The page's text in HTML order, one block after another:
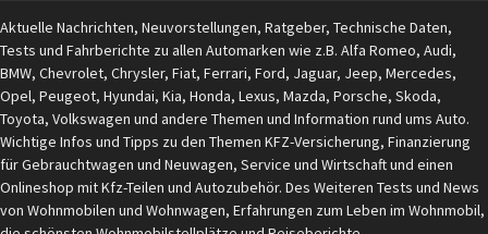
Aktuelle Nachrichten, Neuvorstellungen, Ratgeber, Technische Daten,
Tests und Fahrberichte zu allen Automarken wie z.B. Alfa Romeo, Audi,
BMW, Chevrolet, Chrysler, Fiat, Ferrari, Ford, Jaguar, Jeep, Mercedes,
Opel, Peugeot, Hyundai, Kia, Honda, Lexus, Mazda, Porsche, Skoda,
Toyota, Volkswagen und andere Themen und Information rund ums Auto.
Wichtige Infos und Tipps zu den Themen KFZ-Versicherung, Finanzierung
für Gebrauchtwagen und Neuwagen, Service und Wirtschaft und einen
Onlineshop mit Kfz-Teilen und Autozubehör. Des Weiteren Tests und News
von Wohnmobilen und Wohnwagen, Erfahrungen zum Leben im Wohnmobil,